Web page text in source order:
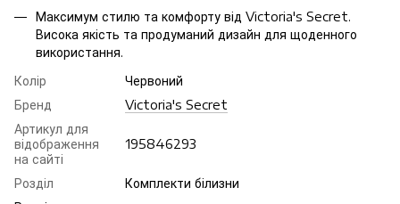
Максимум стилю та комфорту від Victoria's Secret.
Висока якість та продуманий дизайн для щоденного
використання.
Колір
Червоний
Бренд
Victoria's Secret
Артикул для
відображення
на сайті
195846293
Розділ
Комплекти білизни